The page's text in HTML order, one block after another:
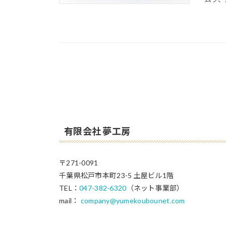
有限会社 夢工房
〒271-0091
千葉県松戸市本町23-5 土屋ビル1階
TEL：047-382-6320 （ネット事業部）
mail： company@yumekoubounet.com